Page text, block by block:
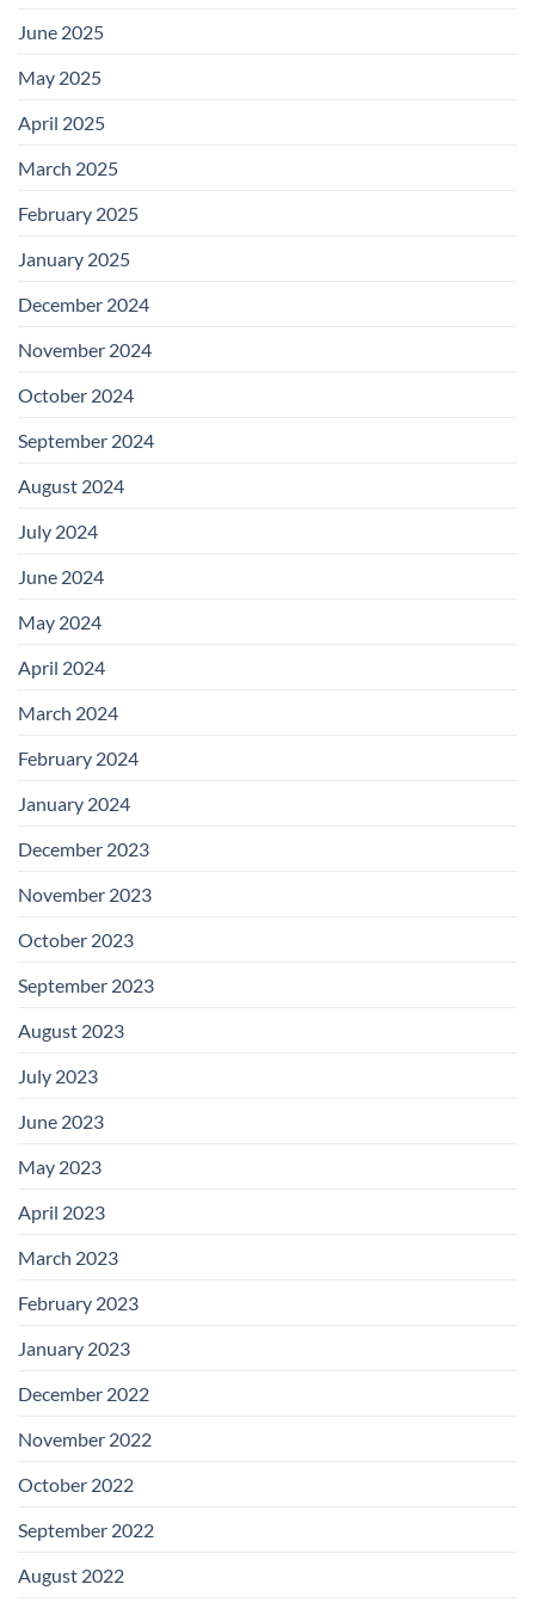
June 2025
May 2025
April 2025
March 2025
February 2025
January 2025
December 2024
November 2024
October 2024
September 2024
August 2024
July 2024
June 2024
May 2024
April 2024
March 2024
February 2024
January 2024
December 2023
November 2023
October 2023
September 2023
August 2023
July 2023
June 2023
May 2023
April 2023
March 2023
February 2023
January 2023
December 2022
November 2022
October 2022
September 2022
August 2022